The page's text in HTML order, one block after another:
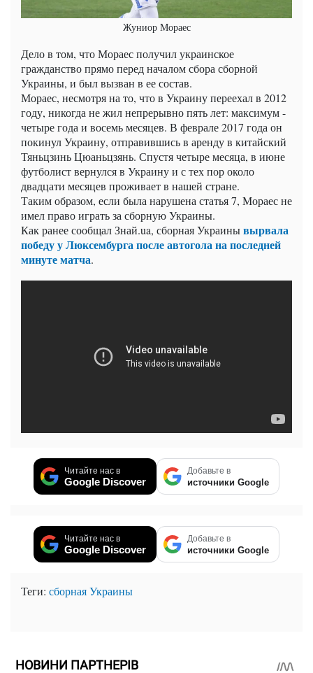
Жуниор Мораес
Дело в том, что Мораес получил украинское
гражданство прямо перед началом сбора сборной
Украины, и был вызван в ее состав.
Мораес, несмотря на то, что в Украину переехал в 2012
году, никогда не жил непрерывно пять лет: максимум -
четыре года и восемь месяцев. В феврале 2017 года он
покинул Украину, отправившись в аренду в китайский
Тяньцзинь Цюаньцзянь. Спустя четыре месяца, в июне
футболист вернулся в Украину и с тех пор около
двадцати месяцев проживает в нашей стране.
Таким образом, если была нарушена статья 7, Мораес не
имел право играть за сборную Украины.
Как ранее сообщалЗнай.ua, сборная Украинывырвала
победу у Люксембурга после автогола на последней
минуте матча.
Читайте нас в
Google Discover
Добавьте в
источники Google
Читайте нас в
Google Discover
Добавьте в
источники Google
Теги: сборная Украины
НОВИНИ ПАРТНЕРІВ